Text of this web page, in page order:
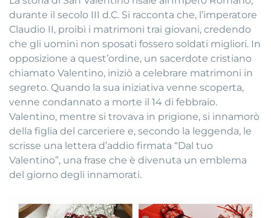
durante il secolo III d.C. Si racconta che, l’imperatore
Claudio II, proibì i matrimoni trai giovani, credendo
che gli uomini non sposati fossero soldati migliori. In
opposizione a quest’ordine, un sacerdote cristiano
chiamato Valentino, iniziò a celebrare matrimoni in
segreto. Quando la sua iniziativa venne scoperta,
venne condannato a morte il 14 di febbraio.
Valentino, mentre si trovava in prigione, si innamorò
della figlia del carceriere e, secondo la leggenda, le
scrisse una lettera d’addio firmata “Dal tuo
Valentino”, una frase che è divenuta un emblema
del giorno degli innamorati.